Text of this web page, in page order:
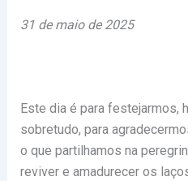
31 de maio de 2025
Este dia é para festejarmos,
sobretudo, para
o que partilhamos na
reviver e amadurecer os